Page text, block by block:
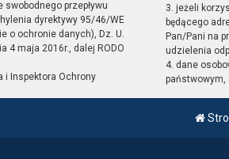
przepływu
dyrektywy 95/46/WE
o ochronie danych), Dz. U.
4 maja 2016r., dalej RODO
i Inspektora Ochrony
3. jeżeli
będącego
Pan/Pani na
udzielenia
4. dane
państwowym,